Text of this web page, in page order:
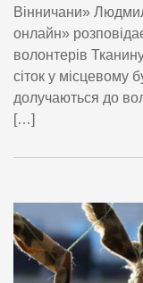
Вінничани»
онлайн»
волонтерів
сіток у місцевому
долучаються до
[…]